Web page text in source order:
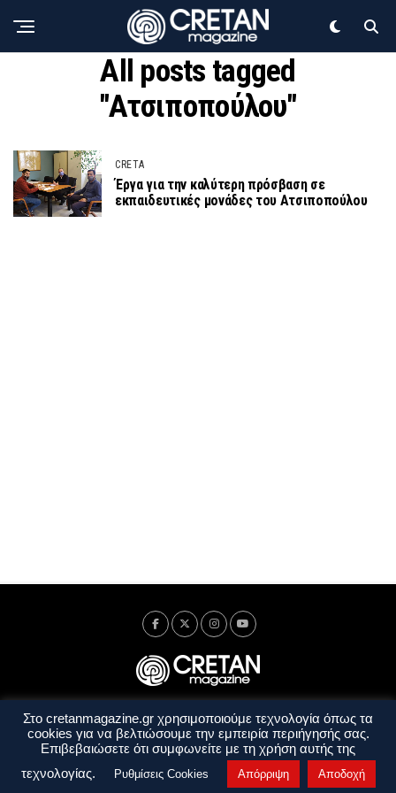
All posts tagged
"Ατσιποπούλου"
CRETA
Έργα για την καλύτερη πρόσβαση σε
εκπαιδευτικές μονάδες του Ατσιποπούλου
Ταυτότητα Πολιτική Απορρήτου
Όροι Χρήσης
Όροι και Προϋποθέσεις
Στο cretanmagazine.gr χρησιμοποιούμε τεχνολογία όπως τα
cookies για να βελτιώσουμε την εμπειρία περιήγησής σας.
Επιβεβαιώσετε ότι συμφωνείτε με τη χρήση αυτής της
τεχνολογίας.
Ρυθμίσεις Cookies Απόρριψη Αποδοχή